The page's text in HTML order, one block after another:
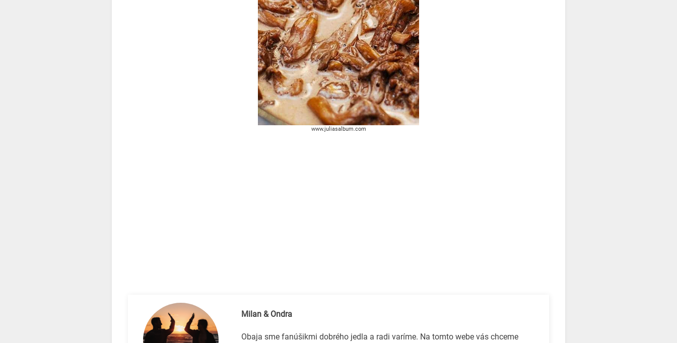
www.juliasalbum.com
Milan & Ondra
Obaja sme fanúšikmi dobrého jedla a radi varíme. Na tomto webe vás chceme